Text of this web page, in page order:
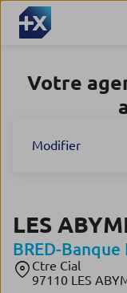
Votre
Modifier
LES
BRED-
Ctre Cial
97110 LES